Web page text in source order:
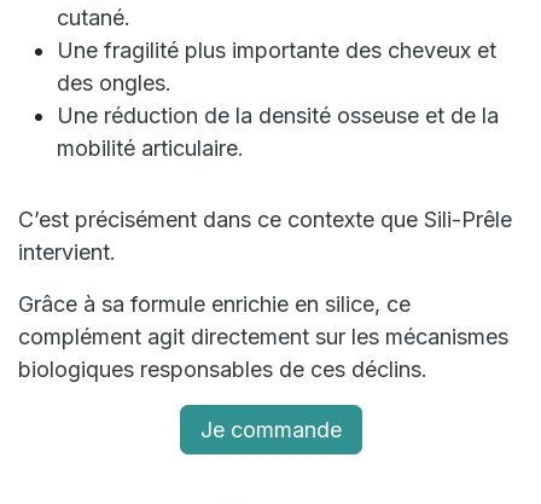
cutané.
Une fragilité plus importante des cheveux et
des ongles.
Une réduction de la densité osseuse et de la
mobilité articulaire.
C’est précisément dans ce contexte que Sili-Prêle
intervient.
Grâce à sa formule enrichie en silice, ce
complément agit directement sur les mécanismes
biologiques responsables de ces déclins.
Je commande